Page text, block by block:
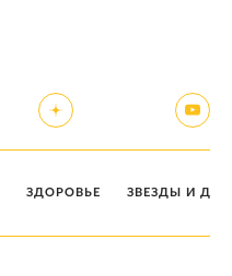
ЗДОРОВЬЕ ЗВЕЗДЫ И